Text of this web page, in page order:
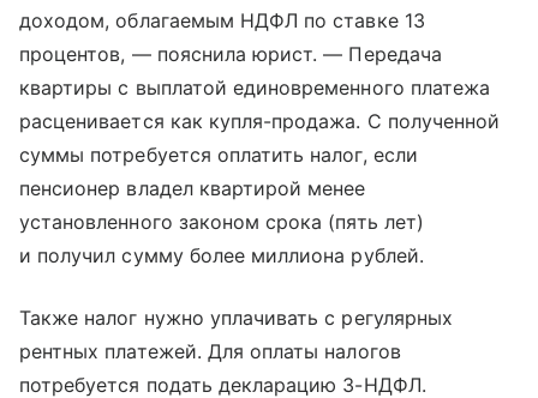
доходом, облагаемым НДФЛ по ставке 13
процентов, — пояснила юрист. — Передача
квартиры с выплатой единовременного платежа
расценивается как купля-продажа. С полученной
суммы потребуется оплатить налог, если
пенсионер владел квартирой менее
установленного законом срока (пять лет)
и получил сумму более миллиона рублей.
Также налог нужно уплачивать с регулярных
рентных платежей. Для оплаты налогов
потребуется подать декларацию 3-НДФЛ.